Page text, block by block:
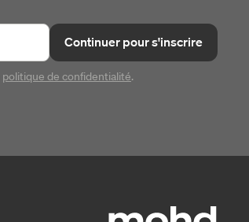
Continuer pour s'inscrire
politique de confidentialité.